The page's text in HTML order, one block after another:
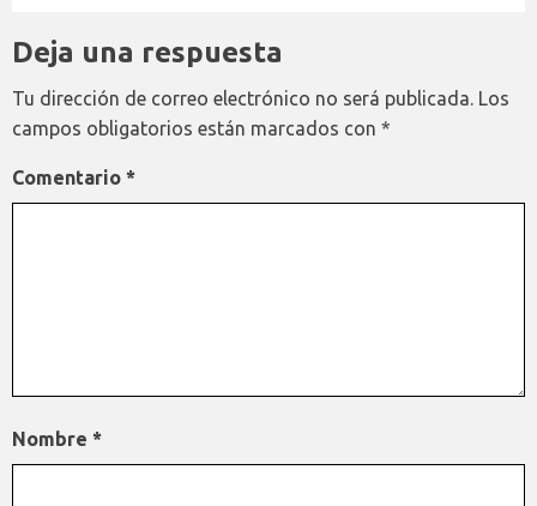
Deja una respuesta
Tu dirección de correo electrónico no será publicada. Los
campos obligatorios están marcados con *
Comentario *
Nombre *